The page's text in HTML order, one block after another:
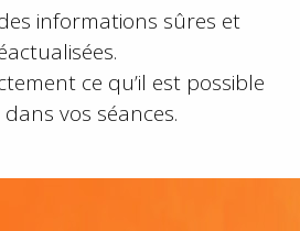
des informations sûres et
ce qu’il est possible
vos séances.